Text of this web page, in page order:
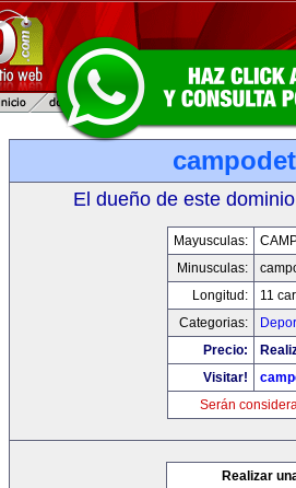
El dueño de este
Mayusculas:
Minusculas:
Longitud:
11
Categorias:
Precio:
Visitar!
Serán
Realizar